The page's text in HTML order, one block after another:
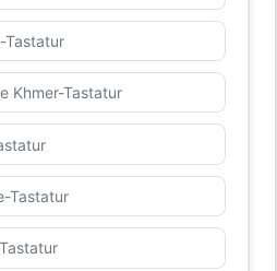
Tastatur
Khmer-Tastatur
Tastatur